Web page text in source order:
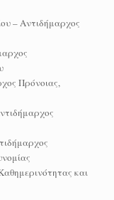
– Αντιδήμαρχος
Πρόνοιας,
και